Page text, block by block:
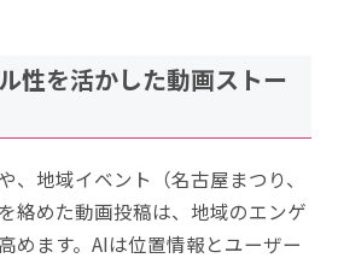
性を活かした動画ストー
、地域イベント（名古屋まつり、
絡めた動画投稿は、地域のエンゲ
めます。AIは位置情報とユーザー